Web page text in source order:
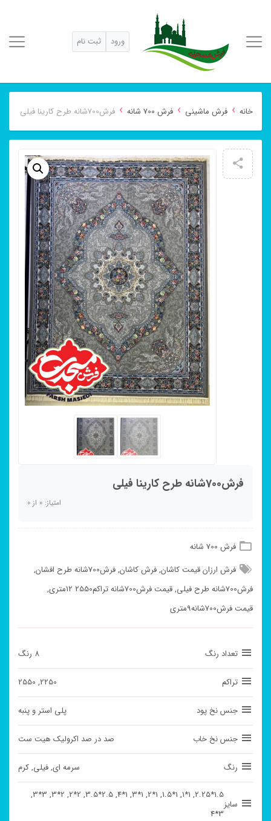
ورود ثبت نام
خانه › فرش ماشینی › فرش 700 شانه › فرش700شانه طرح کارینا فیلی
فرش700شانه طرح کارینا فیلی
امتیاز: 0 از 0
فرش 700 شانه
فرش ارزان قیمت کاشان,فرش کاشان,فرش700شانه طرح افشان
,
فرش700شانه طرح فیلی
,قیمت فرش700شانه تراکم2550 12متری
,
قیمت فرش700شانه9متری
تعداد رنگ 8 رنگ
تراکم 2250, 2550
جنس نخ پود پلی استر و پنبه
جنس نخ خاب صد در صد اکرولیک هیت ست
رنگ سرمه ای, فیلی, کرم
سایز
1.5*2.25, 1*1, 1*1.5, 1*2, 1*3, 1*4, 2.5*3.5, 2*2, 2*3, 3*3,
3*4